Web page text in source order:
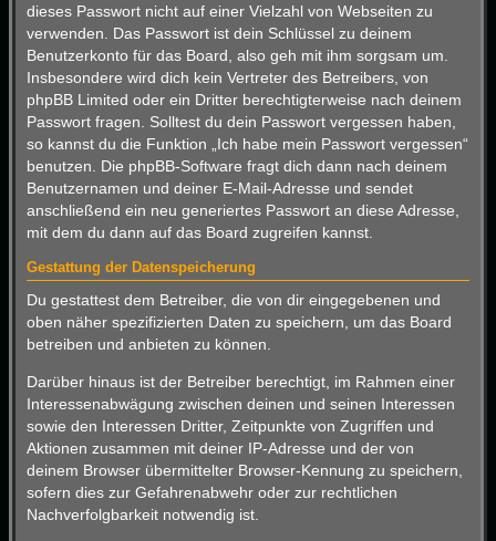
dieses Passwort nicht auf einer Vielzahl von Webseiten zu
verwenden. Das Passwort ist dein Schlüssel zu deinem
Benutzerkonto für das Board, also geh mit ihm sorgsam um.
Insbesondere wird dich kein Vertreter des Betreibers, von
phpBB Limited oder ein Dritter berechtigterweise nach deinem
Passwort fragen. Solltest du dein Passwort vergessen haben,
so kannst du die Funktion „Ich habe mein Passwort vergessen“
benutzen. Die phpBB-Software fragt dich dann nach deinem
Benutzernamen und deiner E-Mail-Adresse und sendet
anschließend ein neu generiertes Passwort an diese Adresse,
mit dem du dann auf das Board zugreifen kannst.
Gestattung der Datenspeicherung
Du gestattest dem Betreiber, die von dir eingegebenen und
oben näher spezifizierten Daten zu speichern, um das Board
betreiben und anbieten zu können.
Darüber hinaus ist der Betreiber berechtigt, im Rahmen einer
Interessenabwägung zwischen deinen und seinen Interessen
sowie den Interessen Dritter, Zeitpunkte von Zugriffen und
Aktionen zusammen mit deiner IP-Adresse und der von
deinem Browser übermittelter Browser-Kennung zu speichern,
sofern dies zur Gefahrenabwehr oder zur rechtlichen
Nachverfolgbarkeit notwendig ist.